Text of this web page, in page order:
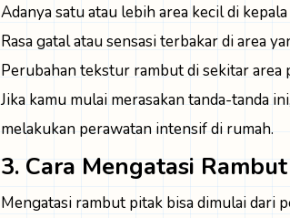
Adanya satu atau lebih area kecil di
Rasa gatal atau sensasi terbakar di area
Perubahan tekstur rambut di sekitar area
Jika kamu mulai merasakan tanda-tanda
melakukan perawatan intensif di rumah.
3. Cara Mengatasi
Mengatasi rambut pitak bisa dimulai dari